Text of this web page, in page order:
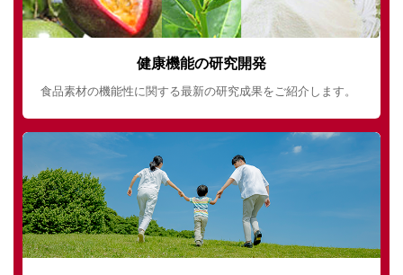
健康機能の研究開発
食品素材の機能性に関する最新の研究成果をご紹介します。